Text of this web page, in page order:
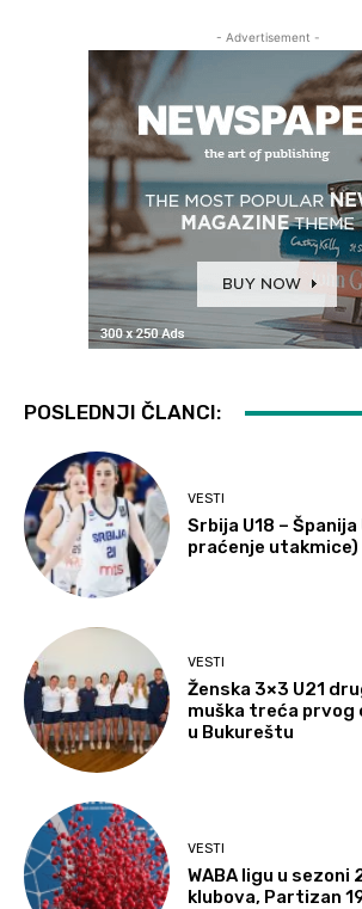
- Advertisement -
POSLEDNJI ČLANCI:
VESTI
Srbija U18 –
praćenje utakmice)
VESTI
Ženska 3×3 U21
muška treća prvog
u Bukureštu
VESTI
WABA ligu u sezoni
klubova, Partizan